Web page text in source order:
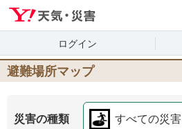
ログイン
避難場所マップ
災害の種類 すべての災害